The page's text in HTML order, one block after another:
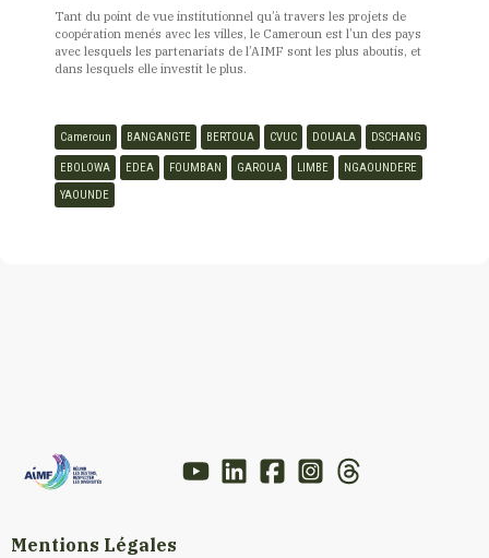
Tant du point de vue institutionnel qu’à travers les projets de
coopération menés avec les villes, le Cameroun est l’un des pays
avec lesquels les partenariats de l’AIMF sont les plus aboutis, et
dans lesquels elle investit le plus.
Cameroun BANGANGTE BERTOUA CVUC DOUALA DSCHANG
EBOLOWA EDEA FOUMBAN GAROUA LIMBE
NGAOUNDERE
YAOUNDE
Mentions Légales